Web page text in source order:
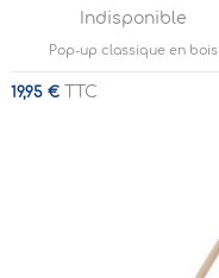
Indisponible
Pop-up classique en bois
19,95 € TTC